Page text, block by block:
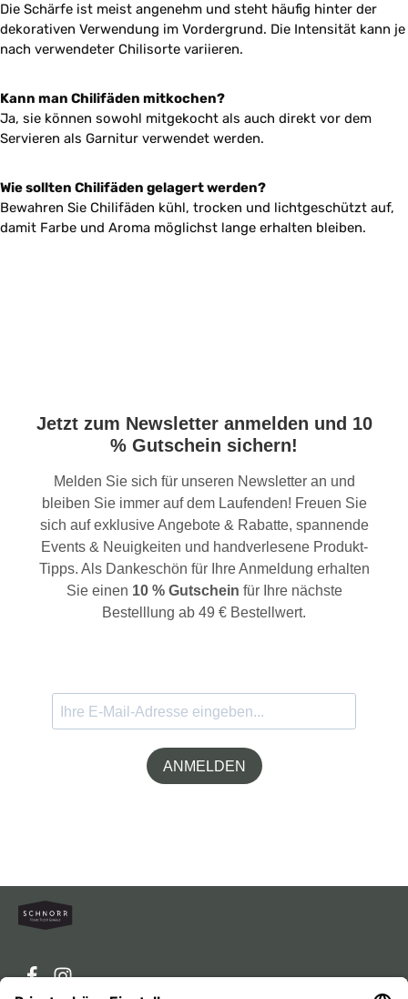
Die Schärfe ist meist angenehm und steht häufig hinter der
dekorativen Verwendung im Vordergrund. Die Intensität kann je
nach verwendeter Chilisorte variieren.
Kann man Chilifäden mitkochen?
Ja, sie können sowohl mitgekocht als auch direkt vor dem
Servieren als Garnitur verwendet werden.
Wie sollten Chilifäden gelagert werden?
Bewahren Sie Chilifäden kühl, trocken und lichtgeschützt auf,
damit Farbe und Aroma möglichst lange erhalten bleiben.
Jetzt zum Newsletter anmelden und 10
% Gutschein sichern!
Melden Sie sich für unseren Newsletter an und
bleiben Sie immer auf dem Laufenden! Freuen Sie
sich auf exklusive Angebote & Rabatte, spannende
Events & Neuigkeiten und handverlesene Produkt-
Tipps. Als Dankeschön für Ihre Anmeldung erhalten
Sie einen 10 % Gutschein für Ihre nächste
Bestelllung ab 49 € Bestellwert.
ANMELDEN